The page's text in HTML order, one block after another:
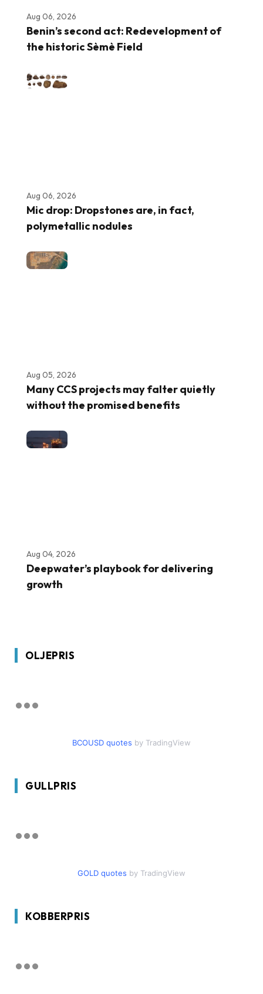
Aug 06, 2026
Benin’s second act: Redevelopment of
the historic Sèmè Field
Aug 06, 2026
Mic drop: Dropstones are, in fact,
polymetallic nodules
Aug 05, 2026
Many CCS projects may falter quietly
without the promised benefits
Aug 04, 2026
Deepwater’s playbook for delivering
growth
OLJEPRIS
BCOUSD quotes by TradingView
GULLPRIS
GOLD quotes by TradingView
KOBBERPRIS